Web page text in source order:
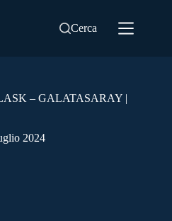
Cerca
– GALATASARAY |
2024